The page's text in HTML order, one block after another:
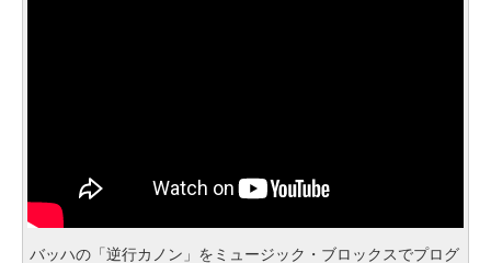
バッハの「逆行カノン」をミュージック・ブロックスでプログ